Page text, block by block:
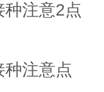
种注意2点
种注意点